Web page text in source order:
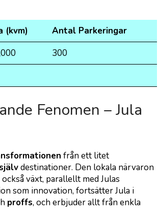
(kvm)
Antal Parkeringar
300
Fenomen – Jula
från ett litet
destinationer. Den lokala närvaron
växt, parallellt med Julas
som innovation, fortsätter Jula i
proffs, och erbjuder allt från enkla